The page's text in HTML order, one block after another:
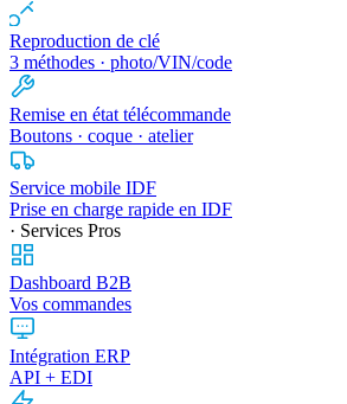
Reproduction de clé
3 méthodes · photo/VIN/code
Remise en état télécommande
Boutons · coque · atelier
Service mobile IDF
Prise en charge rapide en IDF
· Services Pros
Dashboard B2B
Vos commandes
Intégration ERP
API + EDI